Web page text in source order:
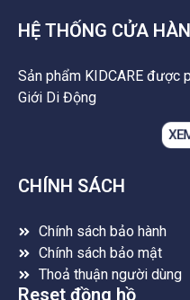
HỆ THỐNG CỬA
Sản phẩm KIDCARE được
Giới Di Động
CHÍNH SÁCH
Chính sách bảo hành
Chính sách bảo mật
Thoả thuận người dùng
Reset đồng hồ